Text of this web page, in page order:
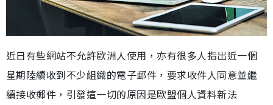
近日有些網站不允許歐洲人使用，亦有很多人指出近一個
星期陸續收到不少組織的電子郵件，要求收件人同意並繼
續接收郵件，引發這一切的原因是歐盟個人資料新法